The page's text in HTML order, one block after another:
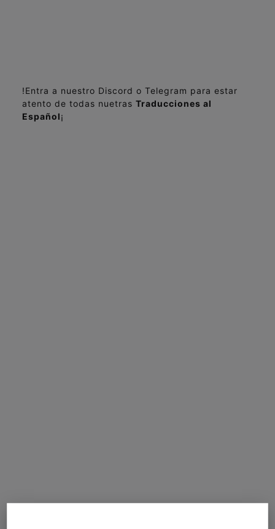
!Entra a nuestro Discord o Telegram para estar
atento de todas nuetras Traducciones al
Español¡